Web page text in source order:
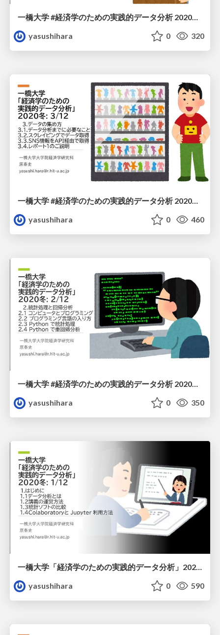
一橋大学 #経済学のための 実践的データ分析 2020冬: 4/12
yasushihara
0 320
yasushihara
0 460
一橋大学 #経済学のための実践的データ分析 2020冬: 2/12
yasushihara
0 350
一橋大学「経済学のための実践的データ分析」2020冬 1/12
yasushihara
0 590